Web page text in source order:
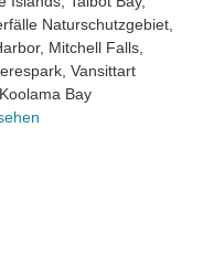
Naturschutzgebiet
, Mitchell Falls
, Vansittart
, Koolama Bay